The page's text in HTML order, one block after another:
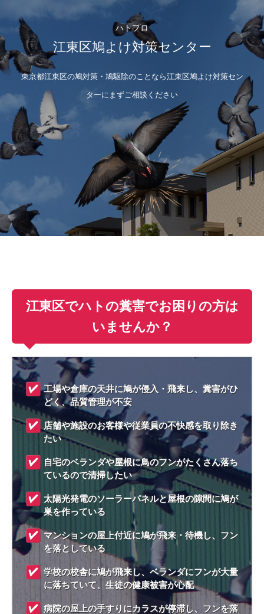
ハトプロ
江東区鳩よけ対策センター
東京都江東区の鳩対策・鳩駆除のことなら江東区鳩よけ対策セン
ターにまずご相談ください
江東区でハトの糞害でお困りの方は
いませんか？
工場や倉庫の天井に鳩が侵入・飛来し、糞害がひ
どく、品質管理が不安
店舗や施設のお客様や従業員の不快感を取り除き
たい
自宅のベランダや屋根に鳥のフンがたくさん落ち
ているので清掃したい
太陽光発電のソーラーパネルと屋根の隙間に鳩が
巣を作っている
マンションの屋上付近に鳩が飛来・待機し、フン
を落としている
学校の校舎に鳩が飛来し、ベランダにフンが大量
に落ちていて、生徒の健康被害が心配
病院の屋上の手すりにカラスが停滞し、フンを落